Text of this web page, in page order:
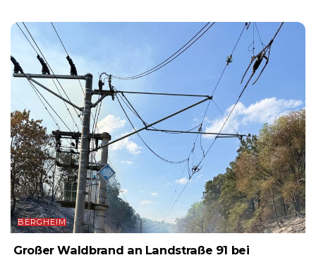
BERGHEIM
Großer Waldbrand an Landstraße 91 bei